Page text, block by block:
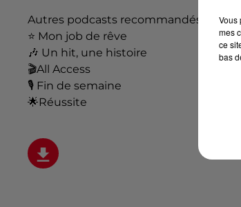
Autres podcasts recommandés :
⭐ Mon job de rêve
🎶 Un hit, une histoire
🎬All Access
🎙️ Fin de semaine
🌟Réussite
Vous
mes
ce
bas